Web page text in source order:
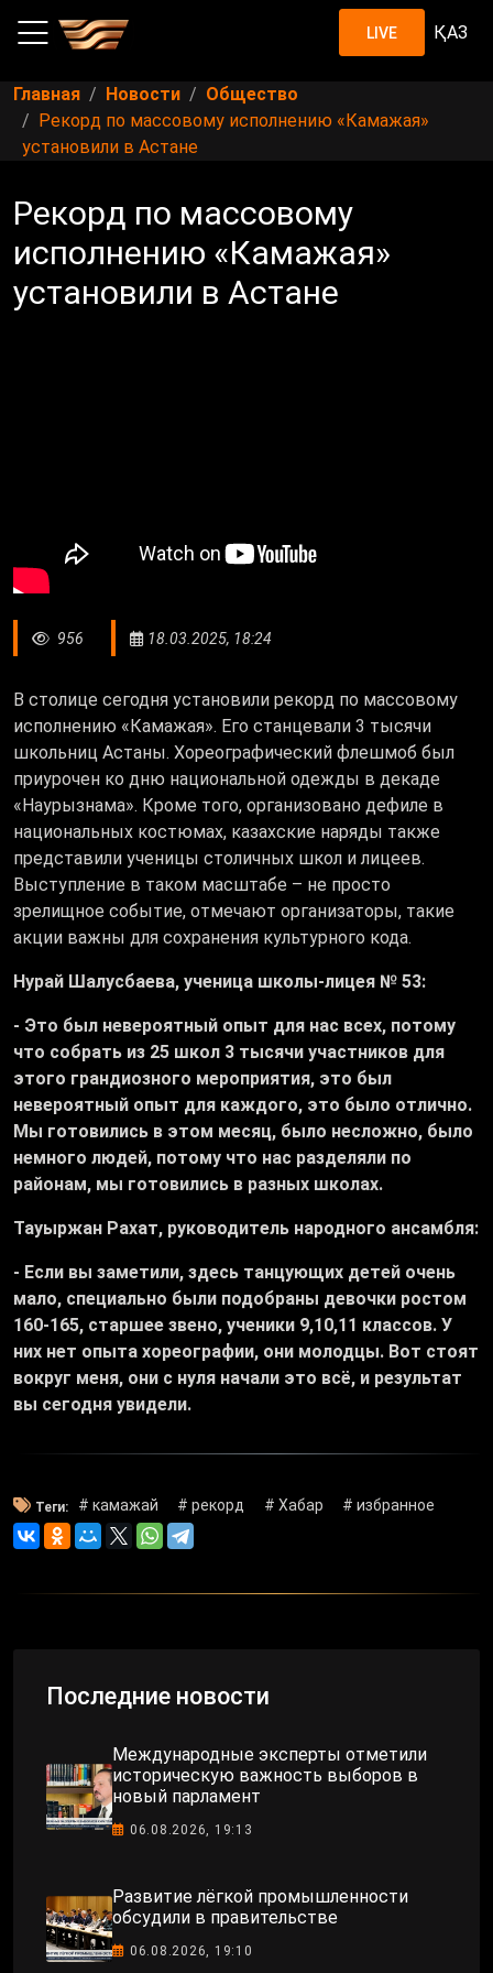
LIVE ҚАЗ
Главная Новости
Общество
Рекорд по массовому исполнению «Камажая»
установили в Астане
Рекорд по массовому
исполнению «Камажая»
установили в Астане
956 18.03.2025, 18:24
В столице сегодня установили рекорд по массовому
исполнению «Камажая». Его станцевали 3 тысячи
школьниц Астаны. Хореографический флешмоб был
приурочен ко дню национальной одежды в декаде
«Наурызнама». Кроме того, организовано дефиле в
национальных костюмах, казахские наряды также
представили ученицы столичных школ и лицеев.
Выступление в таком масштабе – не просто
зрелищное событие, отмечают организаторы, такие
акции важны для сохранения культурного кода.
Нурай Шалусбаева, ученица школы-лицея № 53:
- Это был невероятный опыт для нас всех, потому
что собрать из 25 школ 3 тысячи участников для
этого грандиозного мероприятия, это был
невероятный опыт для каждого, это было отлично.
Мы готовились в этом месяц, было несложно, было
немного людей, потому что нас разделяли по
районам, мы готовились в разных школах.
Тауыржан Рахат, руководитель народного ансамбля:
- Если вы заметили, здесь танцующих детей очень
мало, специально были подобраны девочки ростом
160-165, старшее звено, ученики 9,10,11 классов. У
них нет опыта хореографии, они молодцы. Вот стоят
вокруг меня, они с нуля начали это всё, и результат
вы сегодня увидели.
Теги: # камажай # рекорд # Хабар # избранное
Последние новости
Международные эксперты отметили
историческую важность выборов в
новый парламент
06.08.2026, 19:13
Развитие лёгкой промышленности
обсудили в правительстве
06.08.2026, 19:10